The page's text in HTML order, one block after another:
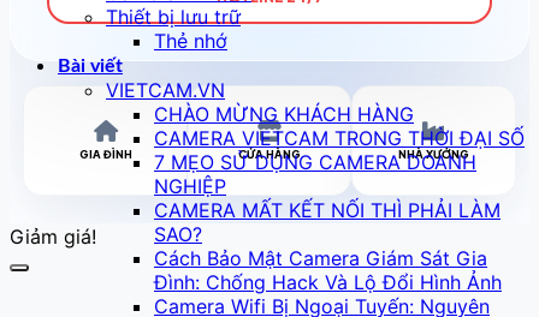
Thiết bị lưu trữ
Thẻ nhớ
Bài viết
VIETCAM.VN
CHÀO MỪNG KHÁCH HÀNG
CAMERA VIETCAM TRONG THỜI ĐẠI SỐ
7 MẸO SỬ DỤNG CAMERA DOANH
NGHIỆP
CAMERA MẤT KẾT NỐI THÌ PHẢI LÀM
SAO?
Cách Bảo Mật Camera Giám Sát Gia
Đình: Chống Hack Và Lộ Đổi Hình Ảnh
Camera Wifi Bị Ngoại Tuyến: Nguyên
GIA ĐÌNH CỬA HÀNG NHÀ XƯỞNG
Giảm giá!